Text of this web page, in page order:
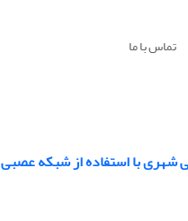
تماس با ما
شهری با استفاده از شبکه عصبی